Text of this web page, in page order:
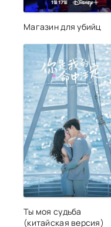
Магазин для убийц
Ты моя судьба
(китайская версия)